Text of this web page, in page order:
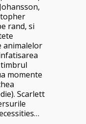
rand, si
animalelor
momente
Scarlett